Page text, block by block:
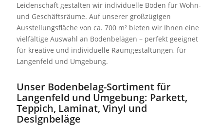
Leidenschaft gestalten wir individuelle Böden für Wohn-
und Geschäftsräume. Auf unserer großzügigen
Ausstellungsfläche von ca. 700 m² bieten wir Ihnen eine
vielfältige Auswahl an Bodenbelägen – perfekt geeignet
für kreative und individuelle Raumgestaltungen, für
Langenfeld und Umgebung.
Unser Bodenbelag-Sortiment für
Langenfeld und Umgebung: Parkett,
Teppich, Laminat, Vinyl und
Designbeläge